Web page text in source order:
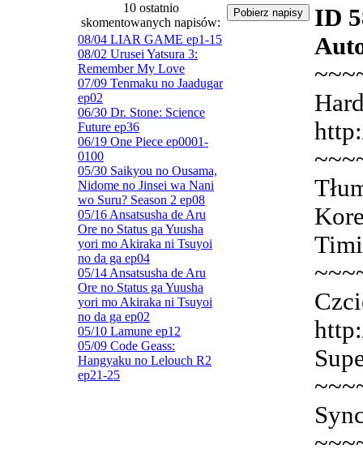
10 ostatnio
skomentowanych napisów:
08/04 LIAR GAME ep1-15
08/02 Urusei Yatsura 3:
Remember My Love
07/09 Tenmaku no Jaadugar
ep02
06/30 Dr. Stone: Science
Future ep36
06/19 One Piece ep0001-
0100
05/30 Saikyou no Ousama,
Nidome no Jinsei wa Nani
wo Suru? Season 2 ep08
05/16 Ansatsusha de Aru
Ore no Status ga Yuusha
yori mo Akiraka ni Tsuyoi
no da ga ep04
05/14 Ansatsusha de Aru
Ore no Status ga Yuusha
yori mo Akiraka ni Tsuyoi
no da ga ep02
05/10 Lamune ep12
05/09 Code Geass:
Hangyaku no Lelouch R2
ep21-25
ID